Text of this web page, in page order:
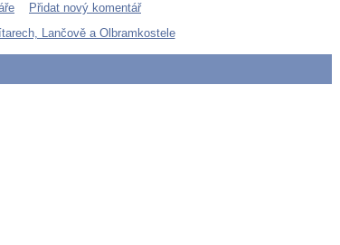
Přidat nový komentář
Lančově a Olbramkostele